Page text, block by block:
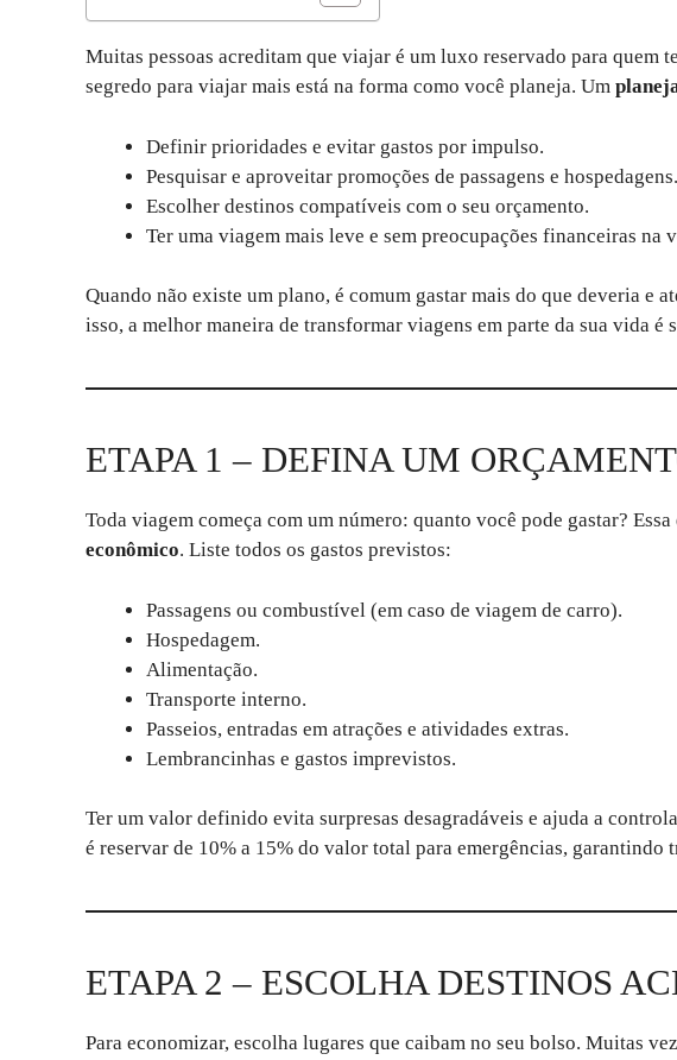
Muitas pessoas acreditam que viajar é um luxo reservado para quem
segredo para viajar mais está na forma como você planeja. Um
Definir prioridades e evitar gastos por impulso.
Pesquisar e aproveitar promoções de passagens e hospedagens.
Escolher destinos compatíveis com o seu orçamento.
Ter uma viagem mais leve e sem preocupações financeiras na
Quando não existe um plano, é comum gastar mais do que deveria e
isso, a melhor maneira de transformar viagens em parte da sua vida é
ETAPA 1 – DEFINA UM
Toda viagem começa com um número: quanto você pode gastar? Essa
econômico. Liste todos os gastos previstos:
Passagens ou combustível (em caso de viagem de carro).
Hospedagem.
Alimentação.
Transporte interno.
Passeios, entradas em atrações e atividades extras.
Lembrancinhas e gastos imprevistos.
Ter um valor definido evita surpresas desagradáveis e ajuda a
é reservar de 10% a 15% do valor total para emergências, garantindo
ETAPA 2 – ESCOLHA DESTINOS
Para economizar, escolha lugares que caibam no seu bolso. Muitas